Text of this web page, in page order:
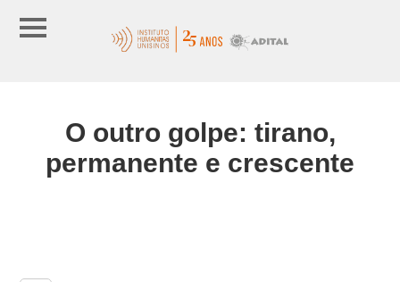
O outro golpe: tirano,
permanente e crescente